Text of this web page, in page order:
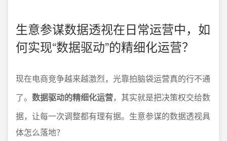
生意参谋数据透视在日常运营中，如
何实现“数据驱动”的精细化运营？
现在电商竞争越来越激烈，光靠拍脑袋运营真的行不通
了。 数据驱动的精细化运营，其实就是把决策权交给数
据，让每一次调整都有理有据。生意参谋的数据透视具
体怎么落地？